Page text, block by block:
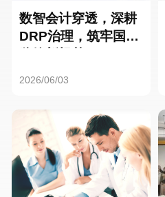
数智会计穿透，深耕
DRP治理，筑牢国企
2026/06/03